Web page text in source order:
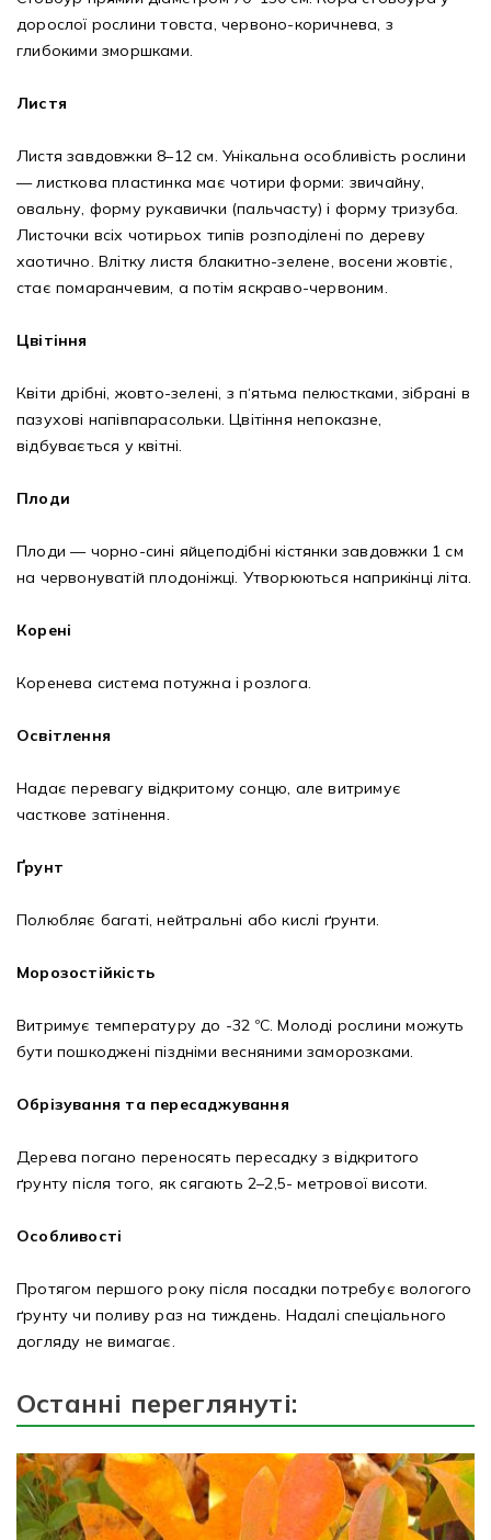
дорослої рослини товста, червоно-коричнева, з
глибокими зморшками.
Листя
Листя завдовжки 8–12 см. Унікальна особливість рослини
— листкова пластинка має чотири форми: звичайну,
овальну, форму рукавички (пальчасту) і форму тризуба.
Листочки всіх чотирьох типів розподілені по дереву
хаотично. Влітку листя блакитно-зелене, восени жовтіє,
стає помаранчевим, а потім яскраво-червоним.
Цвітіння
Квіти дрібні, жовто-зелені, з п‘ятьма пелюстками, зібрані в
пазухові напівпарасольки. Цвітіння непоказне,
відбувається у квітні.
Плоди
Плоди — чорно-сині яйцеподібні кістянки завдовжки 1 см
на червонуватій плодоніжці. Утворюються наприкінці літа.
Корені
Коренева система потужна і розлога.
Освітлення
Надає перевагу відкритому сонцю, але витримує
часткове затінення.
Ґрунт
Полюбляє багаті, нейтральні або кислі ґрунти.
Морозостійкість
Витримує температуру до -32 ºС. Молоді рослини можуть
бути пошкоджені піздніми весняними заморозками.
Обрізування та пересаджування
Дерева погано переносять пересадку з відкритого
ґрунту після того, як сягають 2–2,5- метрової висоти.
Особливості
Протягом першого року після посадки потребує вологого
ґрунту чи поливу раз на тиждень. Надалі спеціального
догляду не вимагає.
Останні переглянуті: